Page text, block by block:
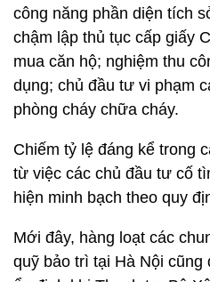
công năng phần diện tích
chậm lập thủ tục cấp giấy
mua căn hộ; nghiệm thu
dụng; chủ đầu tư vi phạm
phòng cháy chữa cháy.
Chiếm tỷ lệ đáng kể trong
từ việc các chủ đầu tư cố
hiện minh bạch theo quy
Mới đây, hàng loạt các
quỹ bảo trì tại Hà Nội